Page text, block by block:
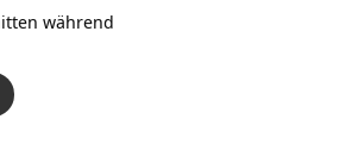
während